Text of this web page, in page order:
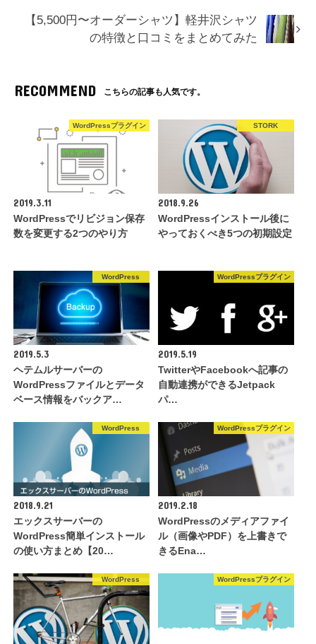
【5,500円〜オーダーシャツ】軽井沢シャツ
の特徴と口コミをまとめてみた
RECOMMEND こちらの記事も人気です。
WordPressプラグイン
2019.3.11
WordPressでリビジョン保存
数を変更する2つのやり方
STORK
2018.9.26
WordPressインストール後に
やっておくべき5つの初期設定
WordPress
2019.5.3
ヘテムルサーバーの
WordPressファイルとデータ
ベース情報をバックア…
WordPressプラグイン
2019.5.19
TwitterやFacebookへ記事の
自動連携ができるJetpack
パ…
WordPress
2018.9.21
エックスサーバーの
WordPress簡単インストール
の使い方まとめ【20…
WordPressプラグイン
2019.2.18
WordPressのメディアファイ
ル（画像やPDF）を上書きで
きるEna…
WordPress WordPressプラグイン